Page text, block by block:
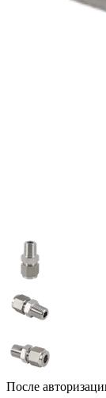
После